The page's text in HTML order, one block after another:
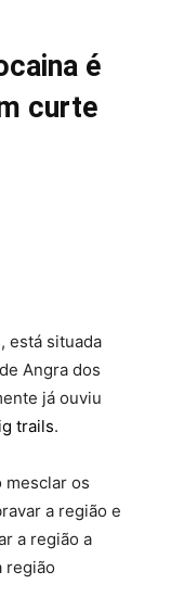
é
curte
está situada
Angra dos
já ouviu
trails.
mesclar os
a região e
a região a
região